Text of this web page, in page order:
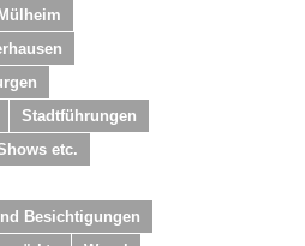
Stadtführungen
etc.
Besichtigungen